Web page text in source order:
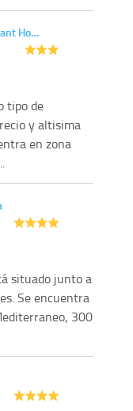
Ho…
tipo de
y altisima
en zona
situado junto a
Se encuentra
300